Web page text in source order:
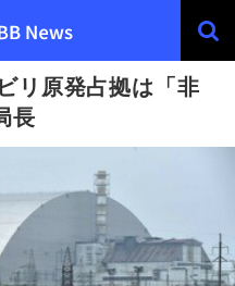
リ原発占拠は「非
長